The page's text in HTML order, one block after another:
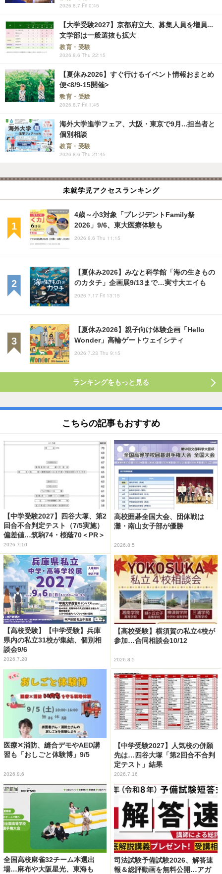
2026.8.7 Fri 0:45
【大学受験2027】京都府立大、募集人員を増員...
文学部は一般選抜も拡大
教育・受験
2026.8.6 Thu 22:15
【夏休み2026】すぐ行けるイベント情報おまとめ
便<8/9-15開催>
教育・受験
2026.8.7 Fri 1:45
海外大学進学フェア、大阪・東京で9月...担当者と
個別相談
教育・受験
2026.8.6 Thu 21:45
未就学児アクセスランキング
4歳～小3対象「プレジデントFamily祭
2026」9/6、東大医療体験も
2026.8.6 Thu 11:15
【夏休み2026】みなと科学館「海の生きもの
のカタチ」企画展9/13まで…実寸大エイも
2026.7.17 Fri 13:15
【夏休み2026】親子向け体験企画「Hello
Wonder」高輪ゲートウェイシティ
2026.7.23 Thu 9:15
ランキングをもっと見る
こちらの記事もおすすめ
【中学受験2027】四谷大塚、第2
回合不合判定テスト（7/5実施）
偏差値…筑駒74・桜蔭70＜PR＞
2026.7.10
高校囲碁全国大会、団体戦は
灘・南山女子部が優勝
2026.8.5
【高校受験】【中学受験】兵庫
県内の私立31校が集結、個別相
談会9/6
2026.7.28
【高校受験】横須賀の私立4校が
参加…合同相談会10/12
2026.8.5
医療✕消防、縫合デモやAED講
習も「おしごと体験博」9/5
2026.8.6
【中学受験2027】人気校の併願
先は…四谷大塚「第2回合不合判
定テスト」結果
2026.7.16
全国高校麻雀32チーム本選出
場…麻布や大阪星光、東海も
司法試験予備試験2026、解答速
報＆総評動画を無料公開…アガ